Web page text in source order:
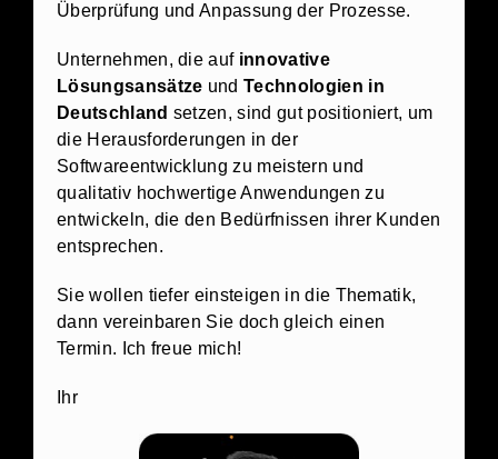
Überprüfung und Anpassung der Prozesse.
Unternehmen, die auf innovative
Lösungsansätze undTechnologien in
Deutschland setzen, sind gut positioniert, um
die Herausforderungen in der
Softwareentwicklung zu meistern und
qualitativ hochwertige Anwendungen zu
entwickeln, die den Bedürfnissen ihrer Kunden
entsprechen.
Sie wollen tiefer einsteigen in die Thematik,
dann vereinbaren Sie doch gleich einen
Termin. Ich freue mich!
Ihr